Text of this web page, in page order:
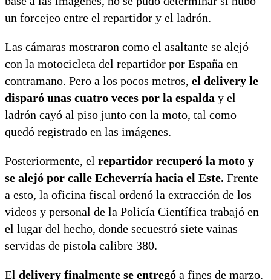
un forcejeo entre el repartidor y el ladrón.
Las cámaras mostraron como el asaltante se alejó
con la motocicleta del repartidor por España en
contramano. Pero a los pocos metros, el delivery le
disparó unas cuatro veces por la espalda y el
ladrón cayó al piso junto con la moto, tal como
quedó registrado en las imágenes.
Posteriormente, el repartidor recuperó la moto y
se alejó por calle Echeverría hacia el Este. Frente
a esto, la oficina fiscal ordenó la extracción de los
videos y personal de la Policía Científica trabajó en
el lugar del hecho, donde secuestró siete vainas
servidas de pistola calibre 380.
El delivery finalmente se entregó a fines de marzo.